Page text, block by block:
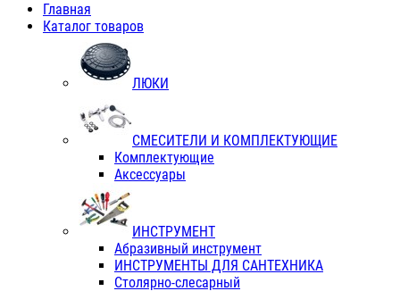
Главная
Каталог товаров
ЛЮКИ
СМЕСИТЕЛИ И КОМПЛЕКТУЮЩИЕ
Комплектующие
Аксессуары
ИНСТРУМЕНТ
Абразивный инструмент
ИНСТРУМЕНТЫ ДЛЯ САНТЕХНИКА
Столярно-слесарный